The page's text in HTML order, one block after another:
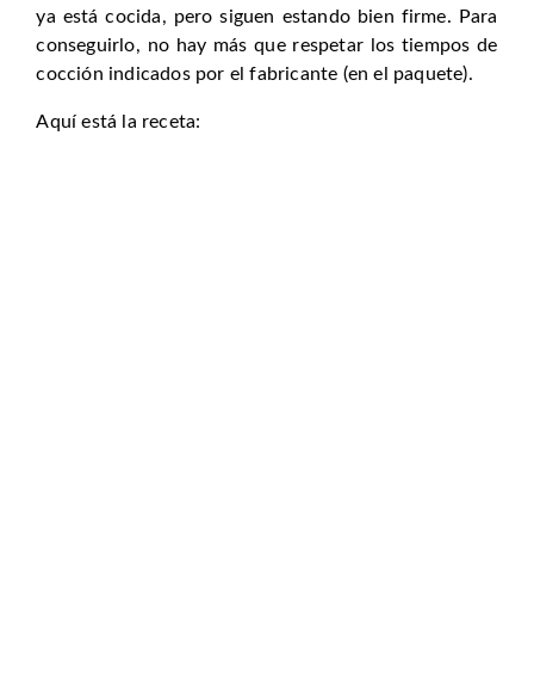
ya está cocida, pero siguen estando bien firme. Para
conseguirlo, no hay más que respetar los tiempos de
cocción indicados por el fabricante (en el paquete).
Aquí está la receta: